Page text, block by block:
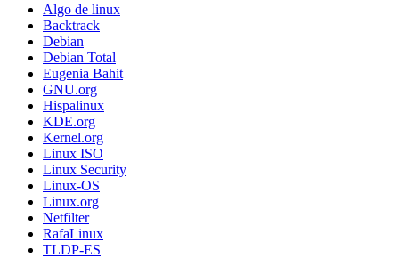
Algo de linux
Backtrack
Debian
Debian Total
Eugenia Bahit
GNU.org
Hispalinux
KDE.org
Kernel.org
Linux ISO
Linux Security
Linux-OS
Linux.org
Netfilter
RafaLinux
TLDP-ES